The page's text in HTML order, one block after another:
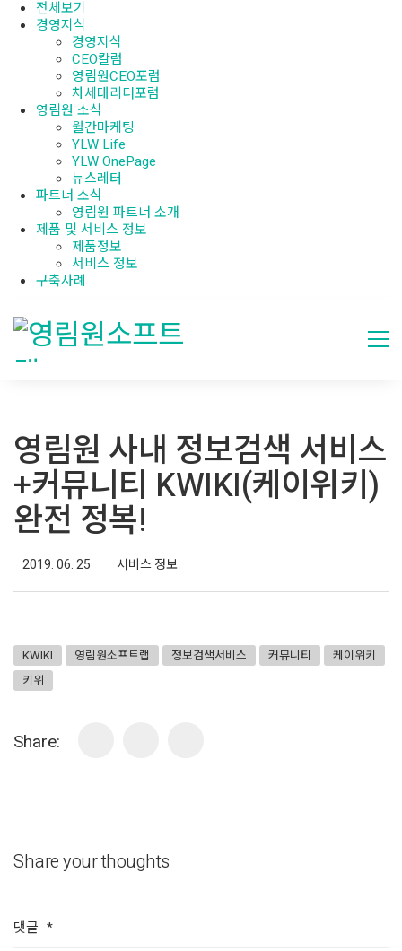
전체보기
경영지식
경영지식
CEO칼럼
영림원CEO포럼
차세대리더포럼
영림원 소식
월간마케팅
YLW Life
YLW OnePage
뉴스레터
파트너 소식
영림원 파트너 소개
제품 및 서비스 정보
제품정보
서비스 정보
구축사례
영림원 사내 정보검색 서비스
+커뮤니티 KWIKI(케이위키)
완전 정복!
2019. 06. 25 서비스 정보
KWIKI 영림원소프트랩 정보검색서비스 커뮤니티
케이위키
키위
Share:
Share your thoughts
댓글 *